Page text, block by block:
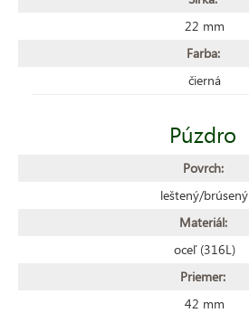
22 mm
Farba:
čierná
Púzdro
Povrch:
leštený/brúsený
Materiál:
oceľ (316L)
Priemer:
42 mm